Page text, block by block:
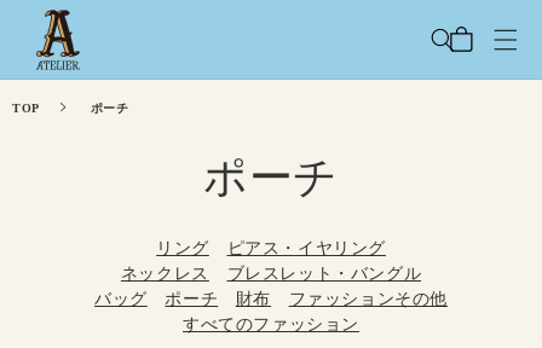
コンテ
ンツに
進む
ー
TOP ポーチ
コ
レ
ク
ポーチ
リング
ピアス・イヤリング
ネックレス
ブレスレット・バングル
バッグ
ポーチ 財布
ファッションその他
すべてのファッション